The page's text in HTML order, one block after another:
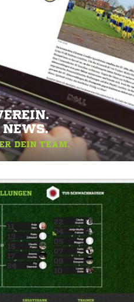
NEWS.
DEIN TEAM.